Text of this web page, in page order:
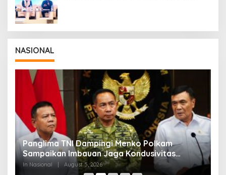
NASIONAL
Panglima TNI Dampingi Menko Polkam
Sampaikan Imbauan Jaga Kondusivitas
Bangsa
In Nasional | August 5, 2026